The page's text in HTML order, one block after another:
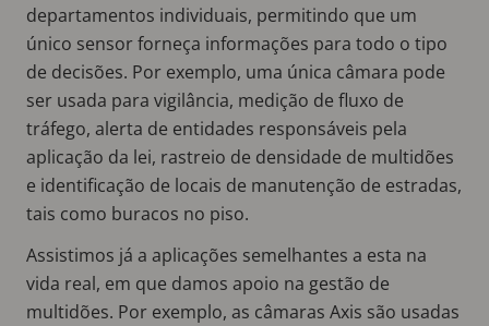
departamentos individuais, permitindo que um
único sensor forneça informações para todo o tipo
de decisões. Por exemplo, uma única câmara pode
ser usada para vigilância, medição de fluxo de
tráfego, alerta de entidades responsáveis pela
aplicação da lei, rastreio de densidade de multidões
e identificação de locais de manutenção de estradas,
tais como buracos no piso.
Assistimos já a aplicações semelhantes a esta na
vida real, em que damos apoio na gestão de
multidões. Por exemplo, as câmaras Axis são usadas